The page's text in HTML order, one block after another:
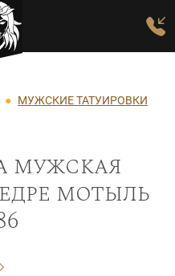
МУЖСКИЕ ТАТУИРОВКИ
мужская
мотыль